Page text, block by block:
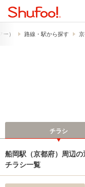
） 路線・駅から探す
チラシ
船岡駅（京都府）周辺
チラシ一覧